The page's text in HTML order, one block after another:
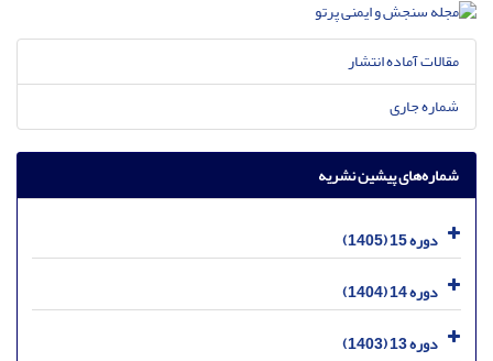
مقالات آماده انتشار
شماره جاری
شماره‌های پیشین نشریه
دوره 15 (1405)
دوره 14 (1404)
دوره 13 (1403)